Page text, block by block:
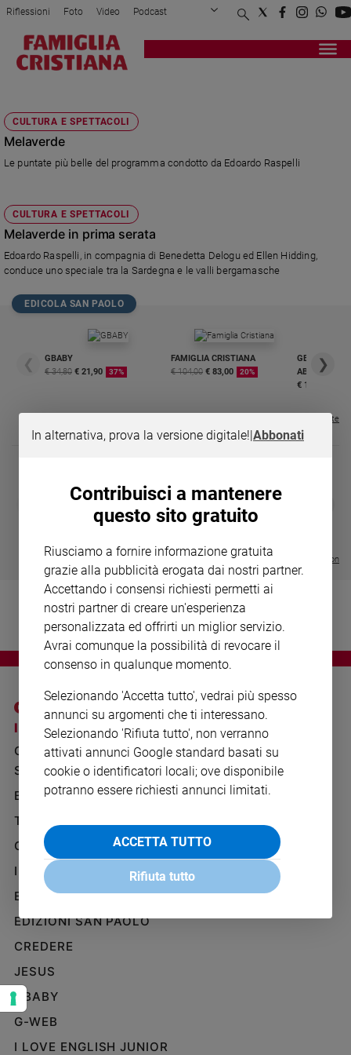
Attualità
Politica
Mondo
Economia
giustizia
Sport
Interviste
Fede
spiritualità
Società
Ambiente
Creato
Volontariato
di
valore
della
settimana
Migranti
e
inclusione
Costume
Cultura
spettacoli
Riflessioni Foto Video Podcast
Privacy Policy Chi siamo
Registrati Redazione
CULTURA E SPETTACOLI
Melaverde
Le puntate più belle del programma condotto da Edoardo Raspelli
CULTURA E SPETTACOLI
Melaverde in prima serata
Edoardo Raspelli, in compagnia di Benedetta Delogu ed Ellen Hidding,
conduce uno speciale tra la Sardegna e le valli bergamasche
EDICOLA SAN PAOLO
❮
GBABY
€ 34,80 € 21,90 37%
FAMIGLIA CRISTIANA
€ 104,00 € 83,00 20%
GBABY
€ 16,99
❯
Visualizza tutte le riviste
LE GRANDI BASILICHE ITALIANE
- VOL DA 1 AL 5
DIARIO G 2026-27
€ 8,90
- € 8,90
Visualizza tutte le collection
I SITI SAN PAOLO
GRUPPO EDITORIALE
SAN PAOLO
BENESSERE
TELENOVA
GAZZETTA D'ALBA
IL GIORNALINO
EDICOLA SAN PAOLO
EDIZIONI SAN PAOLO
CREDERE
JESUS
GBABY
G-WEB
I LOVE ENGLISH JUNIOR
NOTE LEGALI
PRIVACY POLICY
INFORMATIVA
WHISTLEBLOWING
In alternativa, prova la versione digitale!|Abbonati
Contribuisci a mantenere
questo sito gratuito
Riusciamo a fornire informazione gratuita
grazie alla pubblicità erogata dai nostri partner.
Accettando i consensi richiesti permetti ai
nostri partner di creare un'esperienza
personalizzata ed offrirti un miglior servizio.
Avrai comunque la possibilità di revocare il
consenso in qualunque momento.
Selezionando 'Accetta tutto', vedrai più spesso
annunci su argomenti che ti interessano.
Selezionando 'Rifiuta tutto', non verranno
attivati annunci Google standard basati su
cookie o identificatori locali; ove disponibile
potranno essere richiesti annunci limitati.
ACCETTA TUTTO
Rifiuta tutto